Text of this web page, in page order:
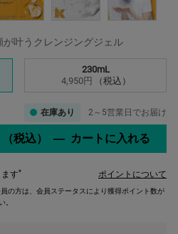
が叶うクレンジングジェル
選択済み
230mL
4,950円
（税込）
在庫あり 2～5営業日でお届け
（税込） ― カートに入れる
す* ポイントについて
の方は、会員ステータスにより獲得ポイント数が
。